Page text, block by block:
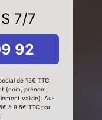
7/7
92
de 15€ TTC,
(nom, prénom,
valide). Au-
à 9,5€ TTC par